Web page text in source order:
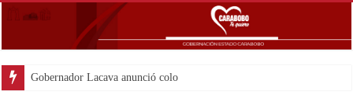
Gobernador Lacava anunció colocación de más d